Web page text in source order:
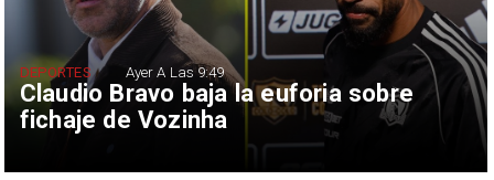
Claudio Bravo baja la euforia sobre
fichaje de Vozinha
DEPORTES Ayer A Las 9:49